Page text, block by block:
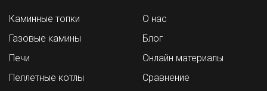
Каминные топки
Газовые камины
Печи
Пеллетные котлы
О нас
Блог
Онлайн материалы
Сравнение